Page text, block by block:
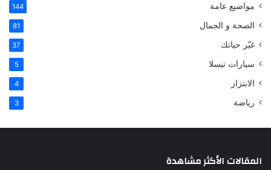
مواضيع عامة 144
الصحة و الجمال 81
غيّر حياتك 37
سيارات تيسلا 5
الابتزاز 4
رياضة 3
المقالات الأكثر مشاهدة